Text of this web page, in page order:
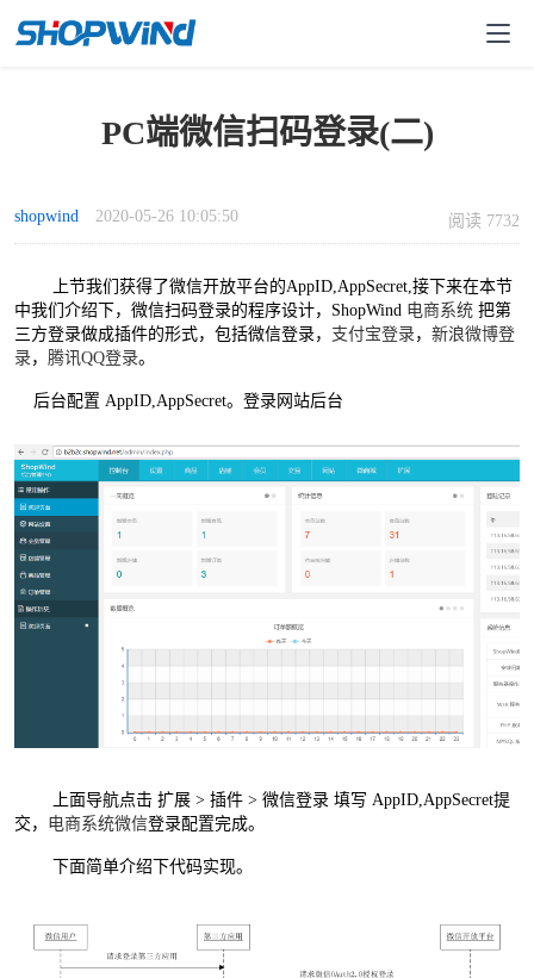
PC端微信扫码登录(二)
shopwind 2020-05-26 10:05:50 阅读 7732
上节我们获得了微信开放平台的AppID,AppSecret,接下来在本节
中我们介绍下，微信扫码登录的程序设计，ShopWind 电商系统 把第
三方登录做成插件的形式，包括微信登录， 支付宝登录， 新浪微博登
录， 腾讯QQ登录。
后台配置 AppID,AppSecret。登录网站后台
上面导航点击 扩展 > 插件 > 微信登录 填写 AppID,AppSecret提
交， 电商系统微信登录配置完成。
下面简单介绍下代码实现。